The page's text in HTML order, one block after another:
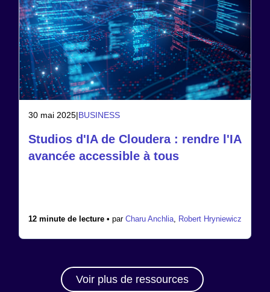
30 mai 2025|BUSINESS
Studios d'IA de Cloudera : rendre l'IA
avancée accessible à tous
12 minute de lecture • par Charu Anchlia Robert Hryniewicz
Voir plus de ressources